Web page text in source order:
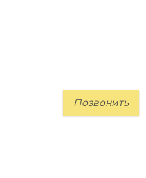
Позвонить